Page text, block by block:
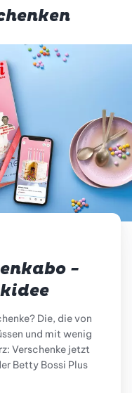
-
Die, die von
und mit wenig
Verschenke jetzt
Betty Bossi Plus